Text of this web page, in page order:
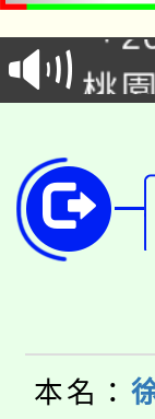
代
「
車
桃
代
公
代
轉
《
程
縣
桃
「
本名：